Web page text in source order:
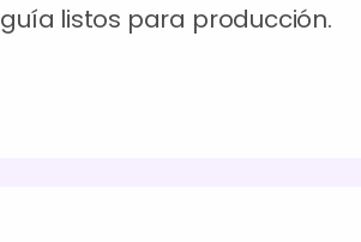
guía listos para producción.